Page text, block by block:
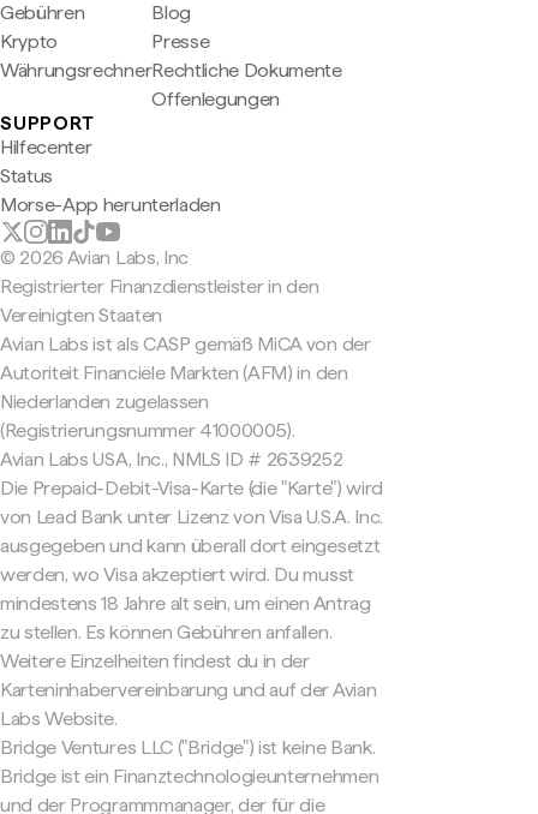
Gebühren
Krypto
Währungsrechner
Blog
Presse
Rechtliche Dokumente
Offenlegungen
SUPPORT
Hilfecenter
Status
Morse-App herunterladen
© 2026 Avian Labs, Inc
Registrierter Finanzdienstleister in den
Vereinigten Staaten
Avian Labs ist als CASP gemäß MiCA von der
Autoriteit Financiële Markten (AFM) in den
Niederlanden zugelassen
(Registrierungsnummer 41000005).
Avian Labs USA, Inc., NMLS ID # 2639252
Die Prepaid-Debit-Visa-Karte (die "Karte") wird
von Lead Bank unter Lizenz von Visa U.S.A. Inc.
ausgegeben und kann überall dort eingesetzt
werden, wo Visa akzeptiert wird. Du musst
mindestens 18 Jahre alt sein, um einen Antrag
zu stellen. Es können Gebühren anfallen.
Weitere Einzelheiten findest du in der
Karteninhabervereinbarung und auf der Avian
Labs Website.
Bridge Ventures LLC ("Bridge") ist keine Bank.
Bridge ist ein Finanztechnologieunternehmen
und der Programmmanager, der für die